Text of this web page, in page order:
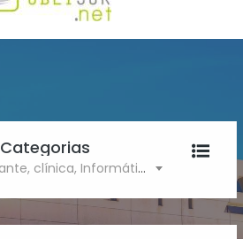
Categorias
Ej: Restaurante, clínica, Informática